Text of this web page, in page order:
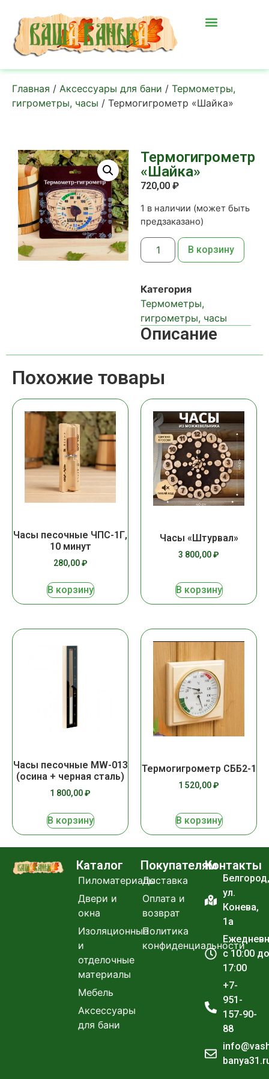
Главная / Аксессуары для бани / Термометры,
гигрометры, часы / Термогигрометр «Шайка»
Термогигрометр
«Шайка»
720,00 ₽
1 в наличии (может быть
предзаказано)
В корзину
Категория
Термометры,
гигрометры, часы
Описание
Похожие товары
Часы песочные ЧПС-1Г,
10 минут
280,00₽
В корзину
Часы «Штурвал»
3 800,00₽
В корзину
Часы песочные MW-013
(осина + черная сталь)
1 800,00₽
В корзину
Термогигрометр СББ2-1
1 520,00₽
В корзину
Каталог
Пиломатериалы
Двери и
окна
Изоляционные
и
отделочные
материалы
Мебель
Аксессуары
для бани
Покупателям
Доставка
Оплата и
возврат
Политика
конфиденциальности
Контакты
Белгород,
ул.
Конева,
1а
с 10:00 до
17:00
+7-
951-
157-90-
88